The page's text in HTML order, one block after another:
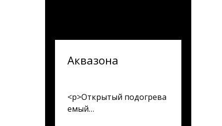
Аквазона
<p>Открытый подогрева
емый